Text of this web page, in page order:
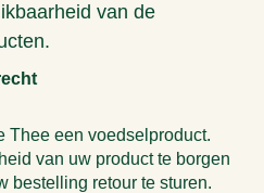
van de
Thee een voedselproduct.
van uw product te borgen
bestelling retour te sturen.